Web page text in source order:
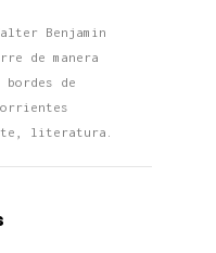
Benjamin
de manera
de
literatura.